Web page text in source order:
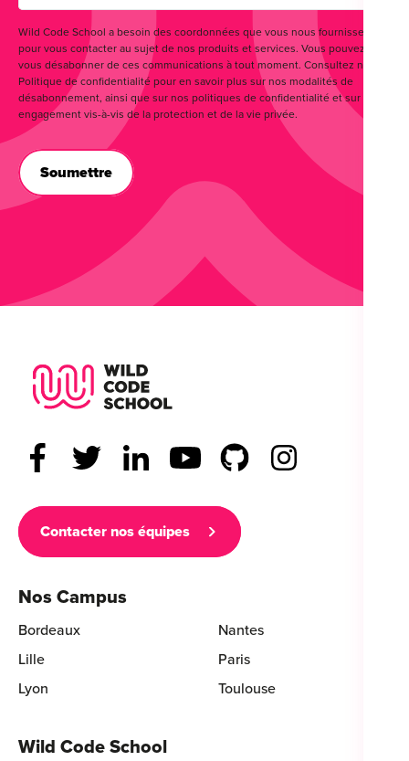
Wild Code School a besoin des coordonnées que vous nous fournissez
pour vous contacter au sujet de nos produits et services. Vous pouvez
vous désabonner de ces communications à tout moment. Consultez notre
Politique de confidentialité pour en savoir plus sur nos modalités de
désabonnement, ainsi que sur nos politiques de confidentialité et sur notre
engagement vis-à-vis de la protection et de la vie privée.
Contacter nos équipes
Nos Campus
Bordeaux
Lille
Lyon
Nantes
Paris
Toulouse
Wild Code School